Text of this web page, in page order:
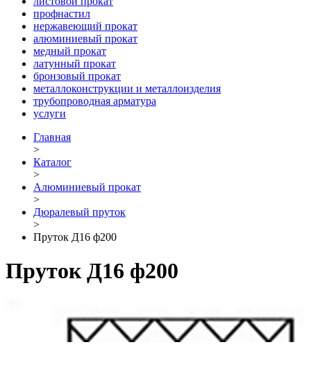
профнастил
нержавеющий прокат
алюминиевый прокат
медный прокат
латунный прокат
бронзовый прокат
металлоконструкции и металлоизделия
трубопроводная арматура
услуги
Главная
>
Каталог
>
Алюминиевый прокат
>
Дюралевый пруток
>
Пруток Д16 ф200
Пруток Д16 ф200